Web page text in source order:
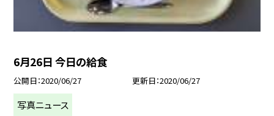
6月26日 今日の給食
公開日 2020/06/27 更新日 2020/06/27
写真ニュース